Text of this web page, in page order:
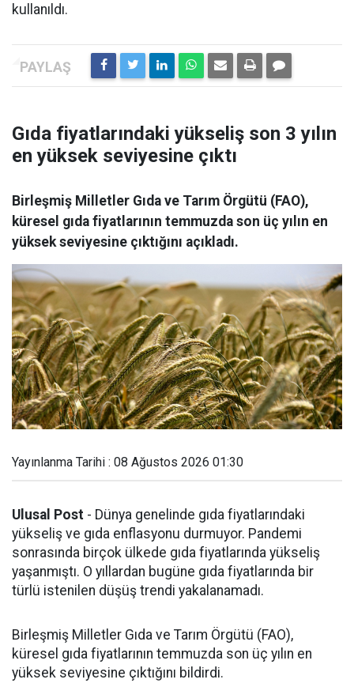
kullanıldı.
Gıda fiyatlarındaki yükseliş son 3 yılın
en yüksek seviyesine çıktı
Birleşmiş Milletler Gıda ve Tarım Örgütü (FAO),
küresel gıda fiyatlarının temmuzda son üç yılın en
yüksek seviyesine çıktığını açıkladı.
Yayınlanma Tarihi : 08 Ağustos 2026 01:30
Ulusal Post - Dünya genelinde gıda fiyatlarındaki
yükseliş ve gıda enflasyonu durmuyor. Pandemi
sonrasında birçok ülkede gıda fiyatlarında yükseliş
yaşanmıştı. O yıllardan bugüne gıda fiyatlarında bir
türlü istenilen düşüş trendi yakalanamadı.
Birleşmiş Milletler Gıda ve Tarım Örgütü (FAO),
küresel gıda fiyatlarının temmuzda son üç yılın en
yüksek seviyesine çıktığını bildirdi.